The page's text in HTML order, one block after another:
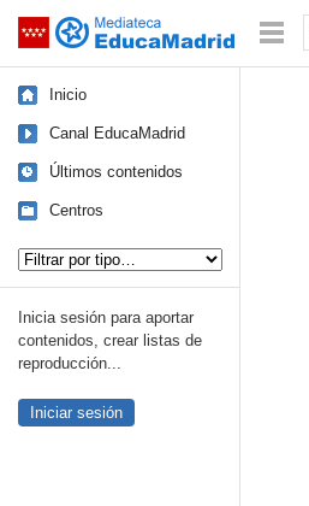
Saltar navegación
Inicio
Canal EducaMadrid
Últimos contenidos
Centros
Inicia sesión para aportar
contenidos, crear listas de
reproducción...
Iniciar sesión